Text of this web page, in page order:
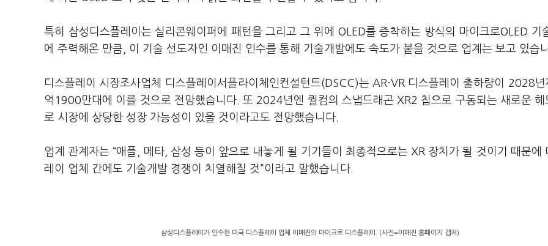
특히 삼성디스플레이는 실리콘웨이퍼에 패턴을 그리고 그 위에 OLED를 증착하는 방식의 마이크로OLED 기
에 주력해온 만큼, 이 기술 선도자인 이매진 인수를 통해 기술개발에도 속도가 붙을 것으로 업계는 보고 있습
디스플레이 시장조사업체 디스플레이서플라이체인컨설턴트(DSCC)는 AR·VR 디스플레이 출하량이 2028
억1900만대에 이를 것으로 전망했습니다. 또 2024년엔 퀄컴의 스냅드래곤 XR2 칩으로 구동되는 새로운 헤
로 시장에 상당한 성장 가능성이 있을 것이라고도 전망했습니다.
업계 관계자는 “애플, 메타, 삼성 등이 앞으로 내놓게 될 기기들이 최종적으로는 XR 장치가 될 것이기 때문에
레이 업체 간에도 기술개발 경쟁이 치열해질 것”이라고 말했습니다.
삼성디스플레이가 인수한 미국 디스플레이 업체 이매진의 마이크로 디스플레이. (사진=이매진 홈페이지 캡처)